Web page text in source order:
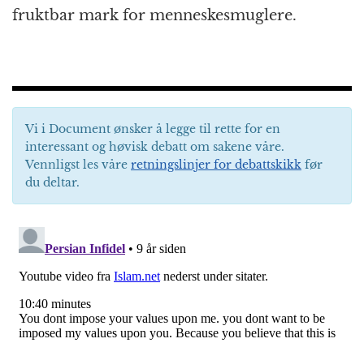
fruktbar mark for menneskesmuglere.
Vi i Document ønsker å legge til rette for en
interessant og høvisk debatt om sakene våre.
Vennligst les våre retningslinjer for debattskikk før
du deltar.